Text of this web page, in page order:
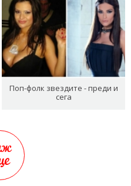
Поп-фолк звездите - преди и
сега